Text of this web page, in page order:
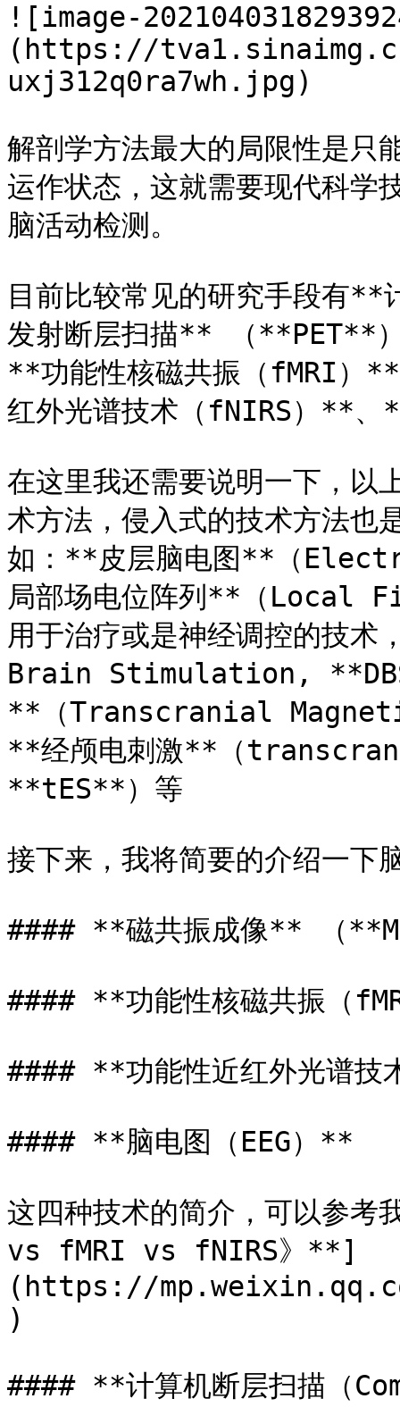
![image-
(https://tva1.sinaimg.cn/
uxj312q0ra7wh.jpg)
解剖学方法最大的局限性是只
运作状态，这就需要现代科学
脑活动检测。
目前比较常见的研究手段有
发射断层扫描** （**PET**
**功能性核磁共振（fMRI）
红外光谱技术（fNIRS）**、
在这里我还需要说明一下，以
术方法，侵入式的技术方法也
如：**皮层脑电图**（
局部场电位阵列**（Local
用于治疗或是神经调控的技
Brain Stimulation,
**（Transcranial
**经颅电刺激**（
**tES**）等
接下来，我将简要的介绍一下
#### **磁共振成像** （
#### **功能性核磁共振（
#### **功能性近红外光谱技
#### **脑电图（EEG）**
这四种技术的简介，可以参
vs fMRI vs fNIRS》**]
(https://
)
#### **计算机断层扫描（